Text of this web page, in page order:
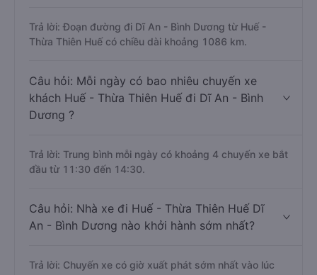
Trả lời: Đoạn đường đi Dĩ An - Bình Dương từ Huế -
Thừa Thiên Huế có chiều dài khoảng 1086 km.
Câu hỏi: Mỗi ngày có bao nhiêu chuyến xe
khách Huế - Thừa Thiên Huế đi Dĩ An - Bình
Dương ?
Trả lời: Trung bình mỗi ngày có khoảng 4 chuyến xe bắt
đầu từ 11:30 đến 14:30.
Câu hỏi: Nhà xe đi Huế - Thừa Thiên Huế Dĩ
An - Bình Dương nào khởi hành sớm nhất?
Trả lời: Chuyến xe có giờ xuất phát sớm nhất vào lúc